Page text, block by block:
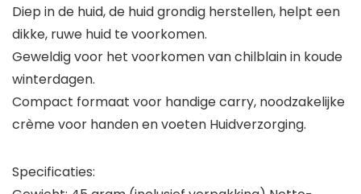
Diep in de huid, de huid grondig herstellen, helpt een
dikke, ruwe huid te voorkomen.
Geweldig voor het voorkomen van chilblain in koude
winterdagen.
Compact formaat voor handige carry, noodzakelijke
crème voor handen en voeten Huidverzorging.
Specificaties: